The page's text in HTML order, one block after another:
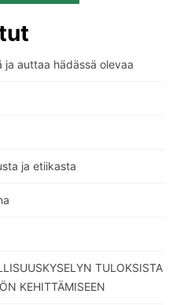
auttaa hädässä olevaa
ja etiikasta
TULOKSISTA
KEHITTÄMISEEN